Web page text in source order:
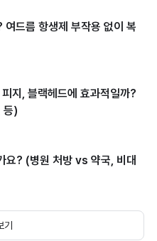
여드름 항생제 부작용 없이 복
지, 블랙헤드에 효과적일까?
등)
요? (병원 처방 vs 약국, 비대
기